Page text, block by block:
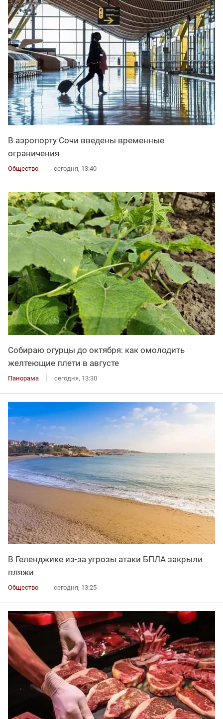
В аэропорту Сочи введены временные
ограничения
Общество сегодня, 13:40
Собираю огурцы до октября: как омолодить
желтеющие плети в августе
Панорама сегодня, 13:30
В Геленджике из-за угрозы атаки БПЛА закрыли
пляжи
Общество сегодня, 13:25